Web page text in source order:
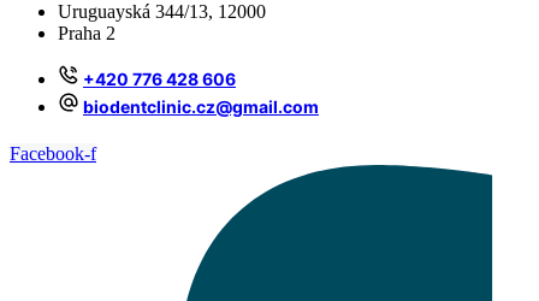
Uruguayská 344/13, 12000
Praha 2
+420 776 428 606
biodentclinic.cz@gmail.com
Facebook-f